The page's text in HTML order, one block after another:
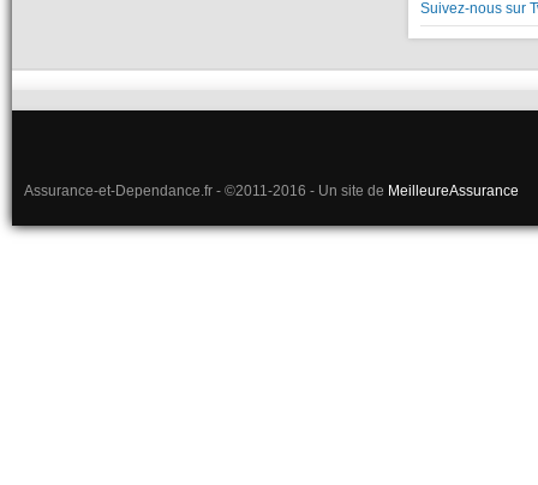
Suivez-nous sur
Assurance-et-Dependance.fr - ©2011-2016 - Un site de MeilleureAssurance